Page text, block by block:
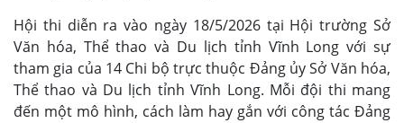
Hội thi diễn ra vào ngày 18/5/2026 tại Hội trường Sở
Văn hóa, Thể thao và Du lịch tỉnh Vĩnh Long với sự
tham gia của 14 Chi bộ trực thuộc Đảng ủy Sở Văn hóa,
Thể thao và Du lịch tỉnh Vĩnh Long. Mỗi đội thi mang
đến một mô hình, cách làm hay gắn với công tác Đảng